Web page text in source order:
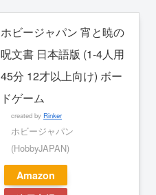
ホビージャパン 宵と暁の
呪文書 日本語版 (1-4人用
45分 12才以上向け) ボー
ドゲーム
created by Rinker
ホビージャパン
(HobbyJAPAN)
Amazon